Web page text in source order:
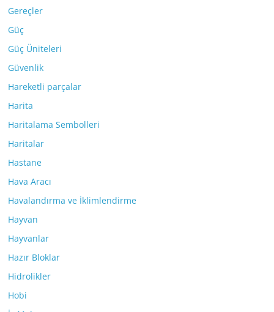
Gereçler
Güç
Güç Üniteleri
Güvenlik
Hareketli parçalar
Harita
Haritalama Sembolleri
Haritalar
Hastane
Hava Aracı
Havalandırma ve İklimlendirme
Hayvan
Hayvanlar
Hazır Bloklar
Hidrolikler
Hobi